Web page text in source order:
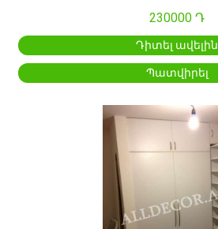
230000 Դ
Դիտել ավելին
Պատվիրել